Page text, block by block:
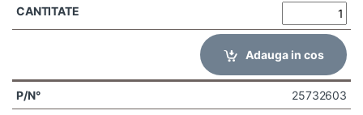
Adauga in cos
25732603